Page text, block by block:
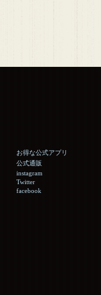
お得な公式アプリ
公式通販
instagram
Twitter
facebook